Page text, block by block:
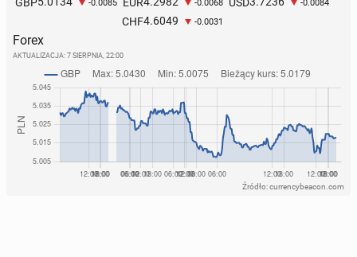
-0.0085 -0.0068 -0.0084
CHF4.6049 -0.0031
Forex
AKTUALIZACJA: 7 SIERPNIA, 22:00
Źródło: currencybeacon.com